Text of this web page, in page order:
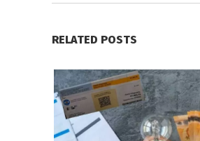
RELATED POSTS